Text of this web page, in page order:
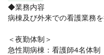
《手厚い教育体制◎》
プリセプターやラダー制度
況に合わせた柔軟な教育で
があります！
◆業務内容
病棟及び外来での看護業務
＜夜勤体制＞
急性期病棟：看護師4名体制